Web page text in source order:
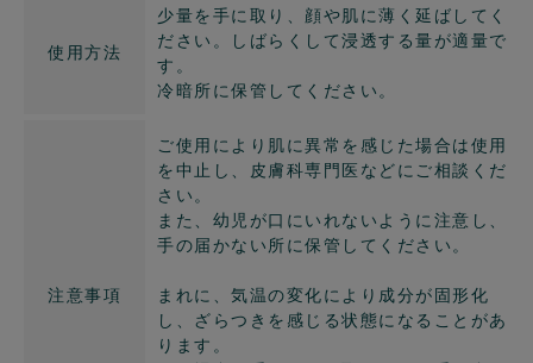
使用方法
少量を手に取り、顔や肌に薄く延ばしてく
ださい。しばらくして浸透する量が適量で
す。
冷暗所に保管してください。
注意事項
ご使用により肌に異常を感じた場合は使用
を中止し、皮膚科専門医などにご相談くだ
さい。
また、幼児が口にいれないように注意し、
手の届かない所に保管してください。
まれに、気温の変化により成分が固形化
し、ざらつきを感じる状態になることがあ
ります。